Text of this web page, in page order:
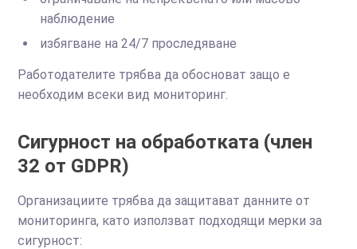
наблюдение
избягване на 24/7 проследяване
Работодателите трябва да обосноват защо е
необходим всеки вид мониторинг.
Сигурност на обработката (член
32 от GDPR)
Организациите трябва да защитават данните от
мониторинга, като използват подходящи мерки за
сигурност: